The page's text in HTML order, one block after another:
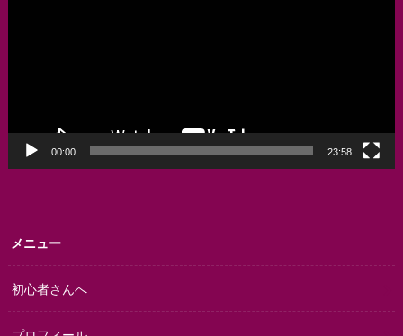
00:00 23:58
メニュー
初心者さんへ